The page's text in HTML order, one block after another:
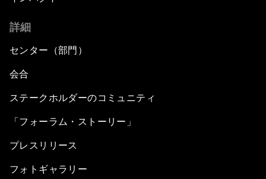
詳細
センター（部門）
会合
ステークホルダーのコミュニティ
「フォーラム・ストーリー」
プレスリリース
フォトギャラリー